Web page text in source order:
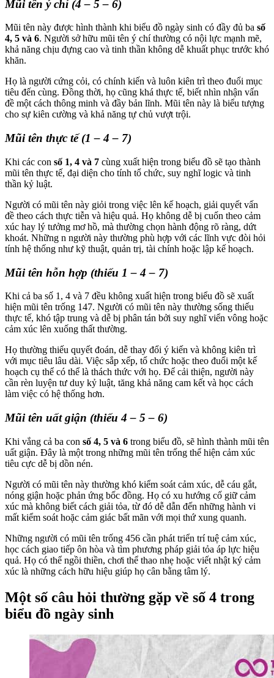
Mũi tên ý chí (4 – 5 – 6)
Mũi tên này được hình thành khi biểu đồ ngày sinh có đầy đủ ba số
4, 5 và 6. Người sở hữu mũi tên ý chí thường có nội lực mạnh mẽ,
khả năng chịu đựng cao và tinh thần không dễ khuất phục trước khó
khăn.
Họ là người cứng cỏi, có chính kiến và luôn kiên trì theo đuổi mục
tiêu đến cùng. Đồng thời, họ cũng khá thực tế, biết nhìn nhận vấn
đề một cách thông minh và đầy bản lĩnh. Mũi tên này là biểu tượng
cho sự kiên cường và khả năng tự chủ vượt trội.
Mũi tên thực tế (1 – 4 – 7)
Khi các con số 1, 4 và 7 cùng xuất hiện trong biểu đồ sẽ tạo thành
mũi tên thực tế, đại diện cho tính tổ chức, suy nghĩ logic và tinh
thần kỷ luật.
Người có mũi tên này giỏi trong việc lên kế hoạch, giải quyết vấn
đề theo cách thực tiễn và hiệu quả. Họ không dễ bị cuốn theo cảm
xúc hay lý tưởng mơ hồ, mà thường chọn hành động rõ ràng, dứt
khoát. Những n người này thường phù hợp với các lĩnh vực đòi hỏi
tính hệ thống như kỹ thuật, quản trị, tài chính hoặc lập kế hoạch.
Mũi tên hỗn hợp (thiếu 1 – 4 – 7)
Khi cả ba số 1, 4 và 7 đều không xuất hiện trong biểu đồ sẽ xuất
hiện mũi tên trống 147. Người có mũi tên này thường sống thiếu
thực tế, khó tập trung và dễ bị phân tán bởi suy nghĩ viển vông hoặc
cảm xúc lên xuống thất thường.
Họ thường thiếu quyết đoán, dễ thay đổi ý kiến và không kiên trì
với mục tiêu lâu dài. Việc sắp xếp, tổ chức hoặc theo đuổi một kế
hoạch cụ thể có thể là thách thức với họ. Để cải thiện, người này
cần rèn luyện tư duy kỷ luật, tăng khả năng cam kết và học cách
làm việc có hệ thống hơn.
Mũi tên uất giận (thiếu 4 – 5 – 6)
Khi vắng cả ba con số 4, 5 và 6 trong biểu đồ, sẽ hình thành mũi tên
uất giận. Đây là một trong những mũi tên trống thể hiện cảm xúc
tiêu cực dễ bị dồn nén.
Người có mũi tên này thường khó kiểm soát cảm xúc, dễ cáu gắt,
nóng giận hoặc phản ứng bốc đồng. Họ có xu hướng cố giữ cảm
xúc mà không biết cách giải tỏa, từ đó dễ dẫn đến những hành vi
mất kiểm soát hoặc cảm giác bất mãn với mọi thứ xung quanh.
Những người có mũi tên trống 456 cần phát triển trí tuệ cảm xúc,
học cách giao tiếp ôn hòa và tìm phương pháp giải tỏa áp lực hiệu
quả. Họ có thể ngồi thiền, chơi thể thao nhẹ hoặc viết nhật ký cảm
xúc là những cách hữu hiệu giúp họ cân bằng tâm lý.
Một số câu hỏi thường gặp về số 4 trong
biểu đồ ngày sinh